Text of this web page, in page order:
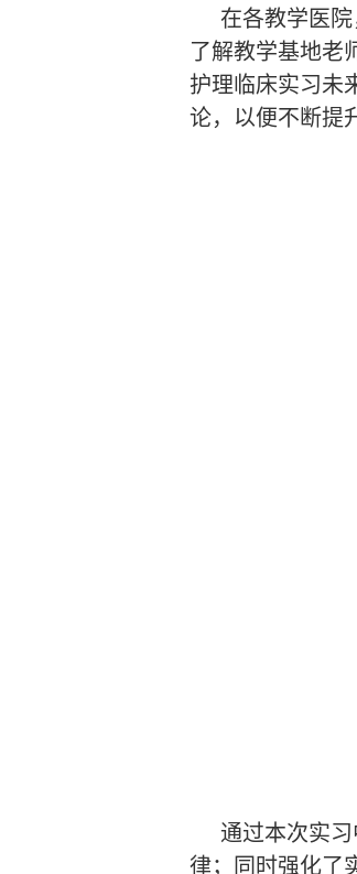
在各教学医
了解教学基地老
护理临床实习未
论，以便不断提
通过本次实
律；同时强化了